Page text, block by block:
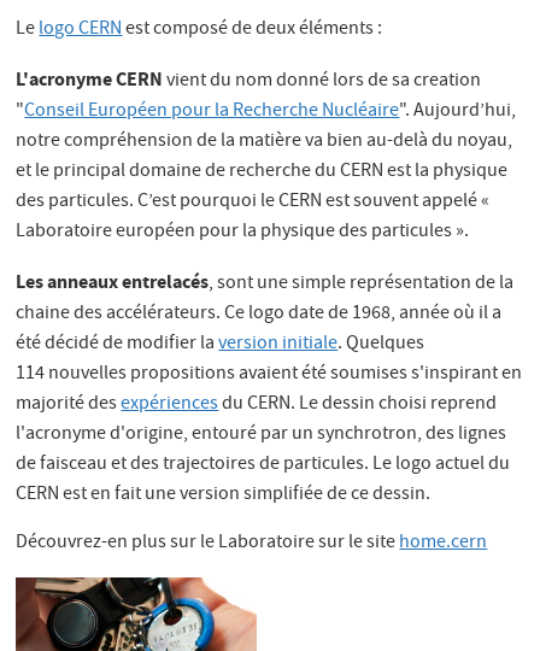
Lelogo CERNest composé de deux éléments :
L'acronyme CERNvient du nom donné lors de sa creation
"Conseil Européen pour la Recherche Nucléaire". Aujourd’hui,
notre compréhension de la matière va bien au-delà du noyau,
et le principal domaine de recherche du CERN est la physique
des particules. C’est pourquoi le CERN est souvent appelé «
Laboratoire européen pour la physique des particules ».
Les anneaux entrelacés, sont une simple représentation de la
chaine des accélérateurs. Ce logo date de 1968, année où il a
été décidé de modifier laversion initiale. Quelques
114 nouvelles propositions avaient été soumises s'inspirant en
majorité desexpériencesdu CERN. Le dessin choisi reprend
l'acronyme d'origine, entouré par un synchrotron, des lignes
de faisceau et des trajectoires de particules. Le logo actuel du
CERN est en fait une version simplifiée de ce dessin.
Découvrez-en plus sur le Laboratoire sur le sitehome.cern